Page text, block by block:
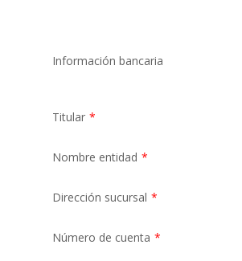
Información bancaria
Titular *
Nombre entidad *
Dirección sucursal *
Número de cuenta *